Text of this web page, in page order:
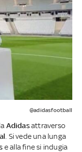
@adidasfootball
Adidasattraverso
. Si vede una lunga
e alla fine si indugia